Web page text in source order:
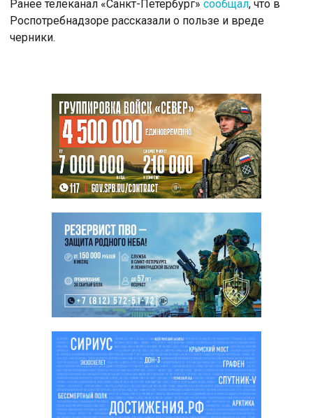
Ранее телеканал «Санкт-Петербург» сообщал, что в
Роспотребнадзоре рассказали о пользе и вреде
черники.